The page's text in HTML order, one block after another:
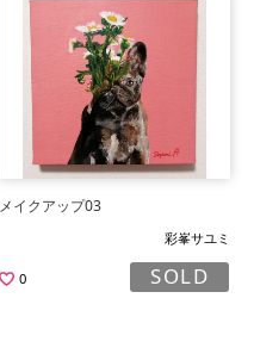
メイクアップ03
彩峯サユミ
0 SOLD